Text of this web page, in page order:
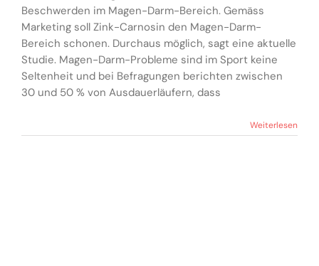
Beschwerden im Magen-Darm-Bereich. Gemäss
Marketing soll Zink-Carnosin den Magen-Darm-
Bereich schonen. Durchaus möglich, sagt eine aktuelle
Studie. Magen-Darm-Probleme sind im Sport keine
Seltenheit und bei Befragungen berichten zwischen
30 und 50 % von Ausdauerläufern, dass
Weiterlesen